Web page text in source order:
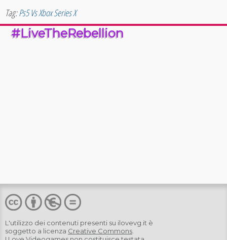
Tag:Ps5 Vs Xbox Series X
#LiveTheRebellion
L'utilizzo dei contenuti presenti su ilovevg.it è
soggetto a licenza Creative Commons.